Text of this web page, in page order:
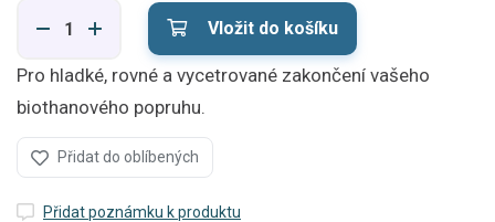
Pro hladké, rovné a vycetrované zakončení vašeho
biothanového popruhu.
Vložit do košíku
Přidat do oblíbených
Přidat poznámku k produktu